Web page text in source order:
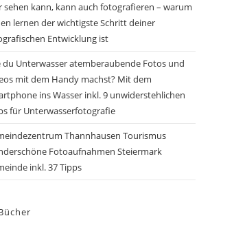
sehen kann, kann auch fotografieren – warum
lernen der wichtigste Schritt deiner
Entwicklung ist
du Unterwasser atemberaubende Fotos und
mit dem Handy machst? Mit dem
ins Wasser inkl. 9 unwiderstehlichen
für Unterwasserfotografie
Thannhausen Tourismus
Fotoaufnahmen Steiermark
inkl. 37 Tipps